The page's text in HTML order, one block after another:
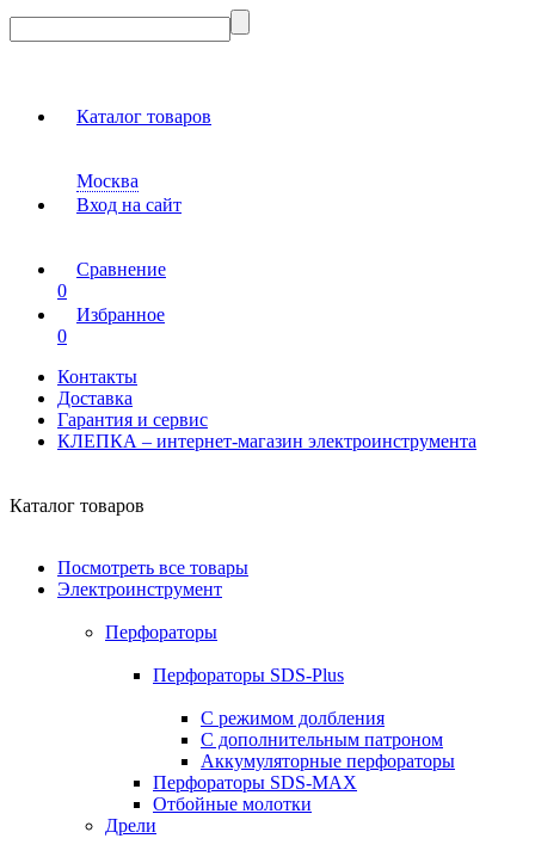
Каталог товаров
Москва
Вход на сайт
Сравнение
0
Избранное
0
Контакты
Доставка
Гарантия и сервис
КЛЕПКА – интернет-магазин электроинструмента
Каталог товаров
Посмотреть все товары
Электроинструмент
Перфораторы
Перфораторы SDS-Plus
С режимом долбления
С дополнительным патроном
Аккумуляторные перфораторы
Перфораторы SDS-MAX
Отбойные молотки
Дрели